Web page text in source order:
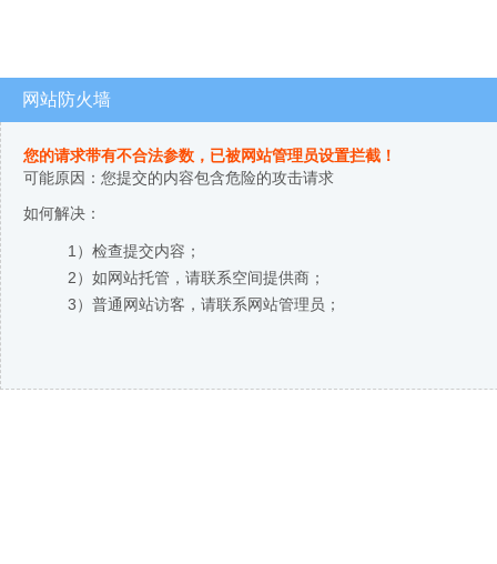
网站防火墙
您的请求带有不合法参数，已被网站管理员设置拦截！
可能原因：您提交的内容包含危险的攻击请求
如何解决：
1）检查提交内容；
2）如网站托管，请联系空间提供商；
3）普通网站访客，请联系网站管理员；